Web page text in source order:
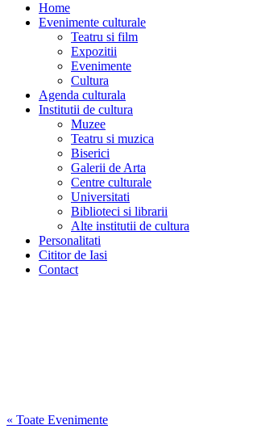
Home
Evenimente culturale
Teatru si film
Expozitii
Evenimente
Cultura
Agenda culturala
Institutii de cultura
Muzee
Teatru si muzica
Biserici
Galerii de Arta
Centre culturale
Universitati
Biblioteci si librarii
Alte institutii de cultura
Personalitati
Cititor de Iasi
Contact
« Toate Evenimente